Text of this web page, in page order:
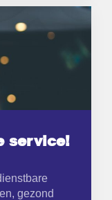
service!
gezond